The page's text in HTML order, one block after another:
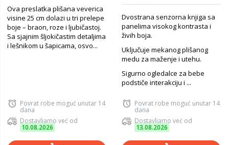
Ova preslatka plišana veverica
visine 25 cm dolazi u tri prelepe
boje – braon, roze i ljubičastoj.
Sa sjajnim šljokičastim detaljima
i lešnikom u šapicama, osvo...
Povrat robe moguć unutar 14
dana
Dostavljamo već od
10.08.2026
Dvostrana senzorna knjiga sa
panelima visokog kontrasta i
živih boja.
Uključuje mekanog plišanog
medu za maženje i utehu.
Sigurno ogledalce za bebe
podstiče interakciju i ...
Povrat robe moguć unutar 14
dana
Dostavljamo već od
13.08.2026